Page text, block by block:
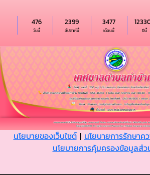
วันนี้
476
สัปดาห์นี้
2399
เดือนนี้
3477
ปีนี้
นโยบายของเว็บไซต์| นโยบายการรักษา
นโยบายการคุ้มครองข้อมูลส่